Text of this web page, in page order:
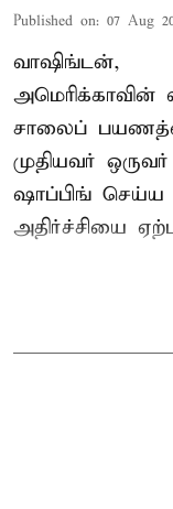
Published on: 07 Aug
வாஷிங்டன்,
அமெரிக்காவின்
சாலைப்
முதியவர்
ஷாப்பிங் செய்ய
அதிர்ச்சியை